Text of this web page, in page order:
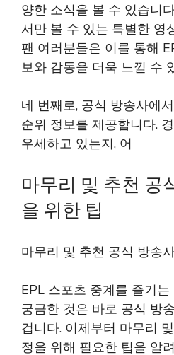
양한 소식을 볼 수 있습니
서만 볼 수 있는 특별한 영
팬 여러분들은 이를 통해
보와 감동을 더욱 느낄 수
네 번째로, 공식 방송사에
순위 정보를 제공합니다.
우세하고 있는지, 어
마무리 및 추천 공
을 위한 팁
마무리 및 추천 공식 방송
EPL 스포츠 중계를 즐기
궁금한 것은 바로 공식 방
겁니다. 이제부터 마무리
정을 위해 필요한 팁을 알